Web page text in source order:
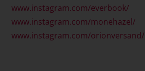
www.instagram.com/everbook/
www.instagram.com/monehazel/
www.instagram.com/orionversand/